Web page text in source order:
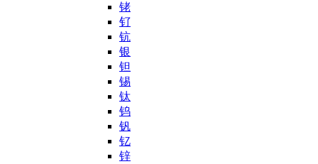
铑
钌
钪
银
钽
锡
钛
钨
钒
钇
锌